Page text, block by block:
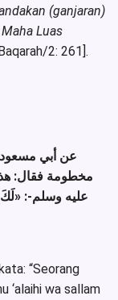
(ganjaran)
Luas
2: 261].
عن أبي مسعود
مخطومة فقال:
عليه وسلم-: «لَكَ
“Seorang
‘alaihi wa sallam